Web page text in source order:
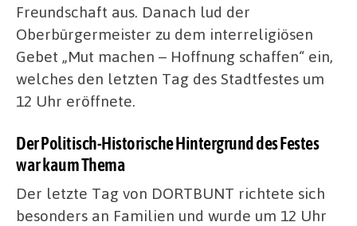
Freundschaft aus. Danach lud der
Oberbürgermeister zu dem interreligiösen
Gebet „Mut machen – Hoffnung schaffen“ ein,
welches den letzten Tag des Stadtfestes um
12 Uhr eröffnete.
Der Politisch-Historische Hintergrund des Festes
war kaum Thema
Der letzte Tag von DORTBUNT richtete sich
besonders an Familien und wurde um 12 Uhr